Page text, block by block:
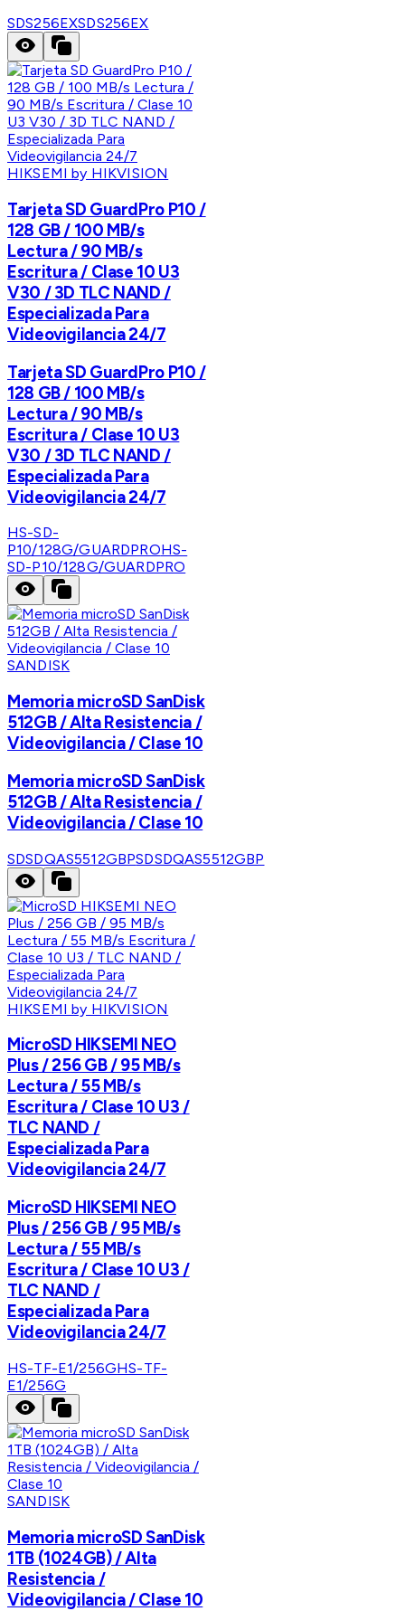
SDS256EXSDS256EX
HIKSEMI by HIKVISION
Tarjeta SD GuardPro P10 /
128 GB / 100 MB/s
Lectura / 90 MB/s
Escritura / Clase 10 U3
V30 / 3D TLC NAND /
Especializada Para
Videovigilancia 24/7
Tarjeta SD GuardPro P10 /
128 GB / 100 MB/s
Lectura / 90 MB/s
Escritura / Clase 10 U3
V30 / 3D TLC NAND /
Especializada Para
Videovigilancia 24/7
HS-SD-
P10/128G/GUARDPROHS-
SD-P10/128G/GUARDPRO
SANDISK
Memoria microSD SanDisk
512GB / Alta Resistencia /
Videovigilancia / Clase 10
Memoria microSD SanDisk
512GB / Alta Resistencia /
Videovigilancia / Clase 10
SDSDQAS5512GBPSDSDQAS5512GBP
HIKSEMI by HIKVISION
MicroSD HIKSEMI NEO
Plus / 256 GB / 95 MB/s
Lectura / 55 MB/s
Escritura / Clase 10 U3 /
TLC NAND /
Especializada Para
Videovigilancia 24/7
MicroSD HIKSEMI NEO
Plus / 256 GB / 95 MB/s
Lectura / 55 MB/s
Escritura / Clase 10 U3 /
TLC NAND /
Especializada Para
Videovigilancia 24/7
HS-TF-E1/256GHS-TF-
E1/256G
SANDISK
Memoria microSD SanDisk
1TB (1024GB) / Alta
Resistencia /
Videovigilancia / Clase 10